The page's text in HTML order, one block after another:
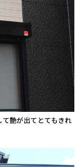
艶が出てとてもきれ